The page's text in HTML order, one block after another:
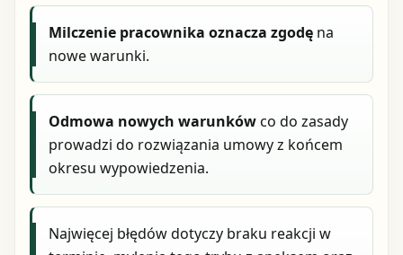
Milczenie pracownika oznacza zgodę na
nowe warunki.
Odmowa nowych warunkówco do zasady
prowadzi do rozwiązania umowy z końcem
okresu wypowiedzenia.
Najwięcej błędów dotyczy braku reakcji w